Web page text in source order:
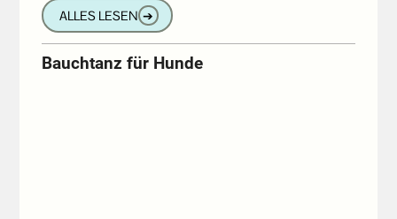
ALLES LESEN ➔
Bauchtanz für Hunde